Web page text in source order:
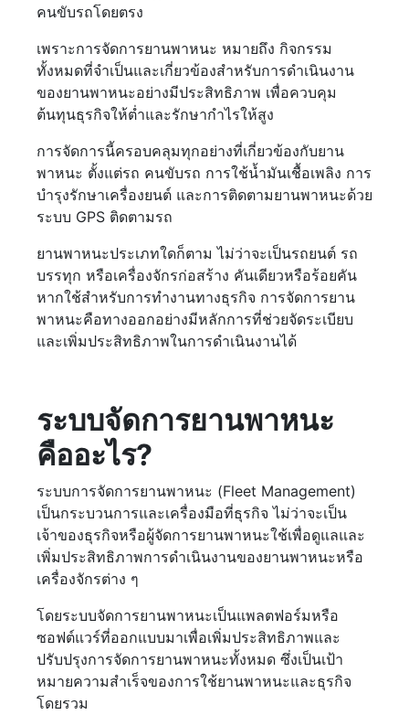
คนขับรถโดยตรง
เพราะการจัดการยานพาหนะ หมายถึง กิจกรรม
ทั้งหมดที่จำเป็นและเกี่ยวข้องสำหรับการดำเนินงาน
ของยานพาหนะอย่างมีประสิทธิภาพ เพื่อควบคุม
ต้นทุนธุรกิจให้ต่ำและรักษากำไรให้สูง
การจัดการนี้ครอบคลุมทุกอย่างที่เกี่ยวข้องกับยาน
พาหนะ ตั้งแต่รถ คนขับรถ การใช้น้ำมันเชื้อเพลิง การ
บำรุงรักษาเครื่องยนต์ และการติดตามยานพาหนะด้วย
ระบบ GPS ติดตามรถ
ยานพาหนะประเภทใดก็ตาม ไม่ว่าจะเป็นรถยนต์ รถ
บรรทุก หรือเครื่องจักรก่อสร้าง คันเดียวหรือร้อยคัน
หากใช้สำหรับการทำงานทางธุรกิจ การจัดการยาน
พาหนะคือทางออกอย่างมีหลักการที่ช่วยจัดระเบียบ
และเพิ่มประสิทธิภาพในการดำเนินงานได้
ระบบจัดการยานพาหนะ
คืออะไร?
ระบบการจัดการยานพาหนะ (Fleet Management)
เป็นกระบวนการและเครื่องมือที่ธุรกิจ ไม่ว่าจะเป็น
เจ้าของธุรกิจหรือผู้จัดการยานพาหนะใช้เพื่อดูแลและ
เพิ่มประสิทธิภาพการดำเนินงานของยานพาหนะหรือ
เครื่องจักรต่าง ๆ
โดยระบบจัดการยานพาหนะเป็นแพลตฟอร์มหรือ
ซอฟต์แวร์ที่ออกแบบมาเพื่อเพิ่มประสิทธิภาพและ
ปรับปรุงการจัดการยานพาหนะทั้งหมด ซึ่งเป็นเป้า
หมายความสำเร็จของการใช้ยานพาหนะและธุรกิจ
โดยรวม